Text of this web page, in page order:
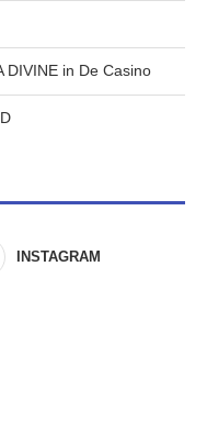
DIVINE in De Casino
INSTAGRAM